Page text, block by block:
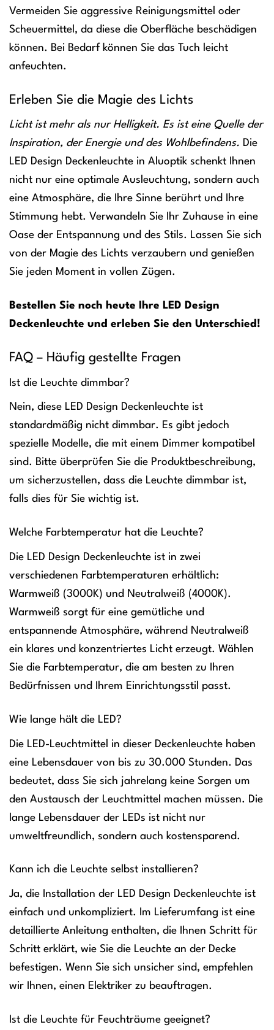
Vermeiden Sie aggressive Reinigungsmittel oder
Scheuermittel, da diese die Oberfläche beschädigen
können. Bei Bedarf können Sie das Tuch leicht
anfeuchten.
Erleben Sie die Magie des Lichts
Licht ist mehr als nur Helligkeit. Es ist eine Quelle der
Inspiration, der Energie und des Wohlbefindens. Die
LED Design Deckenleuchte in Aluoptik schenkt Ihnen
nicht nur eine optimale Ausleuchtung, sondern auch
eine Atmosphäre, die Ihre Sinne berührt und Ihre
Stimmung hebt. Verwandeln Sie Ihr Zuhause in eine
Oase der Entspannung und des Stils. Lassen Sie sich
von der Magie des Lichts verzaubern und genießen
Sie jeden Moment in vollen Zügen.
Bestellen Sie noch heute Ihre LED Design
Deckenleuchte und erleben Sie den Unterschied!
FAQ – Häufig gestellte Fragen
Ist die Leuchte dimmbar?
Nein, diese LED Design Deckenleuchte ist
standardmäßig nicht dimmbar. Es gibt jedoch
spezielle Modelle, die mit einem Dimmer kompatibel
sind. Bitte überprüfen Sie die Produktbeschreibung,
um sicherzustellen, dass die Leuchte dimmbar ist,
falls dies für Sie wichtig ist.
Welche Farbtemperatur hat die Leuchte?
Die LED Design Deckenleuchte ist in zwei
verschiedenen Farbtemperaturen erhältlich:
Warmweiß (3000K) und Neutralweiß (4000K).
Warmweiß sorgt für eine gemütliche und
entspannende Atmosphäre, während Neutralweiß
ein klares und konzentriertes Licht erzeugt. Wählen
Sie die Farbtemperatur, die am besten zu Ihren
Bedürfnissen und Ihrem Einrichtungsstil passt.
Wie lange hält die LED?
Die LED-Leuchtmittel in dieser Deckenleuchte haben
eine Lebensdauer von bis zu 30.000 Stunden. Das
bedeutet, dass Sie sich jahrelang keine Sorgen um
den Austausch der Leuchtmittel machen müssen. Die
lange Lebensdauer der LEDs ist nicht nur
umweltfreundlich, sondern auch kostensparend.
Kann ich die Leuchte selbst installieren?
Ja, die Installation der LED Design Deckenleuchte ist
einfach und unkompliziert. Im Lieferumfang ist eine
detaillierte Anleitung enthalten, die Ihnen Schritt für
Schritt erklärt, wie Sie die Leuchte an der Decke
befestigen. Wenn Sie sich unsicher sind, empfehlen
wir Ihnen, einen Elektriker zu beauftragen.
Ist die Leuchte für Feuchträume geeignet?